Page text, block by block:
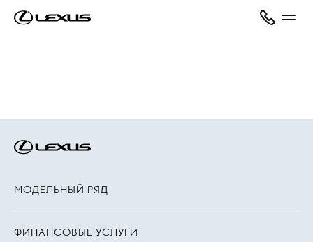
МОДЕЛЬНЫЙ РЯД
ФИНАНСОВЫЕ УСЛУГИ